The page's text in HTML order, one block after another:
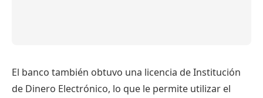
El banco también obtuvo una licencia de Institución
de Dinero Electrónico, lo que le permite utilizar el